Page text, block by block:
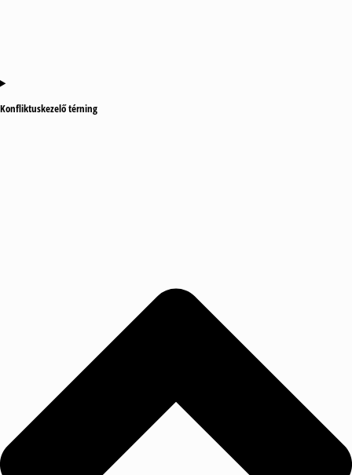
Konfliktuskezelő térning